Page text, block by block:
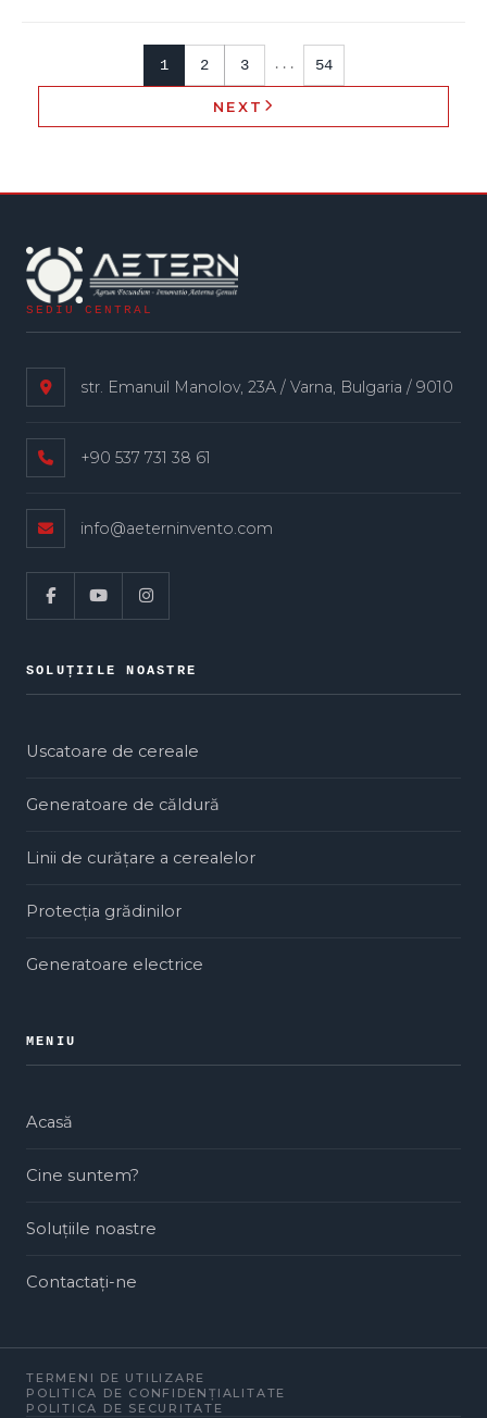
1 2 3 ... 54
NEXT
SEDIU CENTRAL
str. Emanuil Manolov, 23A / Varna, Bulgaria / 9010
+90 537 731 38 61
info@aeterninvento.com
SOLUȚIILE NOASTRE
Uscatoare de cereale
Generatoare de căldură
Linii de curățare a cerealelor
Protecția grădinilor
Generatoare electrice
MENIU
Acasă
Cine suntem?
Soluțiile noastre
Contactați-ne
TERMENI DE UTILIZARE
POLITICA DE CONFIDENȚIALITATE
POLITICA DE SECURITATE